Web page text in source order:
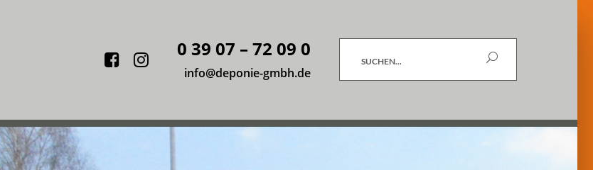
Facebook
Instagram
0 39 07 – 72 09 0
info@deponie-gmbh.de
Suchen